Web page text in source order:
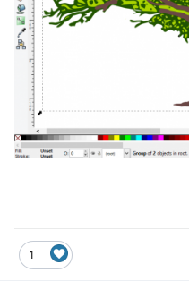
1